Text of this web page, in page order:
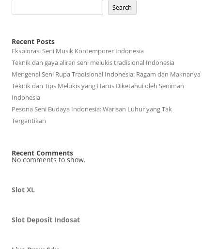
Search
Recent Posts
Eksplorasi Seni Musik Kontemporer Indonesia
Teknik dan gaya aliran seni melukis tradisional Indonesia
Mengenal Seni Rupa Tradisional Indonesia: Ragam dan Maknanya
Teknik dan Tips Melukis yang Harus Diketahui oleh Seniman
Indonesia
Pesona Seni Budaya Indonesia: Warisan Luhur yang Tak
Tergantikan
Recent Comments
No comments to show.
Slot XL
Slot Deposit Indosat